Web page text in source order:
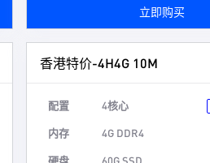
立即购买
香港特价-4H4G 10M
配置 4核心
内存
4G DDR4
硬盘
60G SSD